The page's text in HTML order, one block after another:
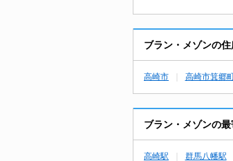
ブラン・メゾンの
高崎市 高崎市箕郷
ブラン・メゾンの
高崎駅 群馬八幡駅